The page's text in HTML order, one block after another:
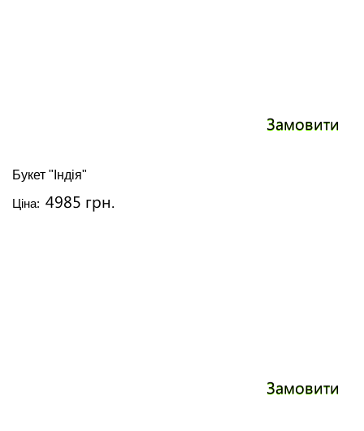
Замовити
Букет "Індія"
Ціна: 4985 грн.
Замовити